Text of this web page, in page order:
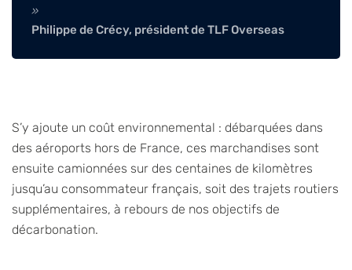
»
Philippe de Crécy, président de TLF Overseas
S’y ajoute un coût environnemental : débarquées dans
des aéroports hors de France, ces marchandises sont
ensuite camionnées sur des centaines de kilomètres
jusqu’au consommateur français, soit des trajets routiers
supplémentaires, à rebours de nos objectifs de
décarbonation.